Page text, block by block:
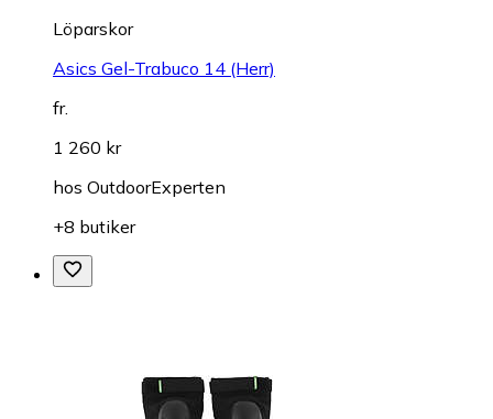
Löparskor
Asics Gel-Trabuco 14 (Herr)
fr.
1 260 kr
hos OutdoorExperten
+8 butiker